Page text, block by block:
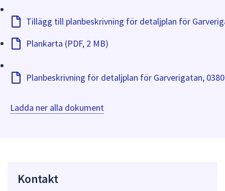
Tillägg till planbeskrivning för detaljplan för
Plankarta (PDF, 2 MB)
Ladda ner alla dokument
Kontakt